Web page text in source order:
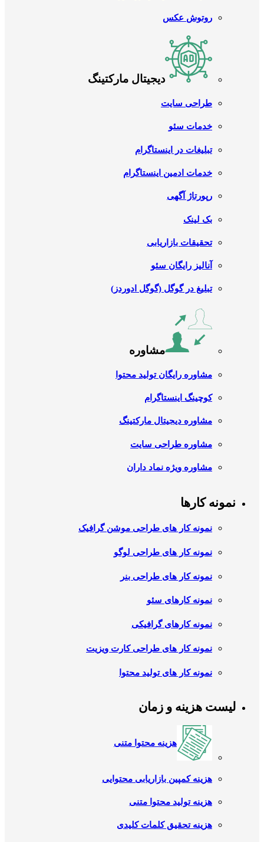
روتوش عکس
دیجیتال مارکتینگ
طراحی سایت
خدمات سئو
تبلیغات در اینستاگرام
خدمات ادمین اینستاگرام
رپورتاژ آگهی
بک لینک
تحقیقات بازاریابی
آنالیز رایگان سئو
تبلیغ در گوگل (گوگل ادوردز)
مشاوره
مشاوره رایگان تولید محتوا
کوچینگ اینستاگرام
مشاوره دیجیتال مارکتینگ
مشاوره طراحی سایت
مشاوره ویژه نماد داران
نمونه کارها
نمونه کار های طراحی موشن گرافیک
نمونه کار های طراحی لوگو
نمونه کار های طراحی بنر
نمونه کارهای سئو
نمونه کارهای گرافیکی
نمونه کار های طراحی کارت ویزیت
نمونه کار های تولید محتوا
لیست هزینه و زمان
هزینه محتوا متنی
هزینه کمپین بازاریابی محتوایی
هزینه تولید محتوا متنی
هزینه تحقیق کلمات کلیدی